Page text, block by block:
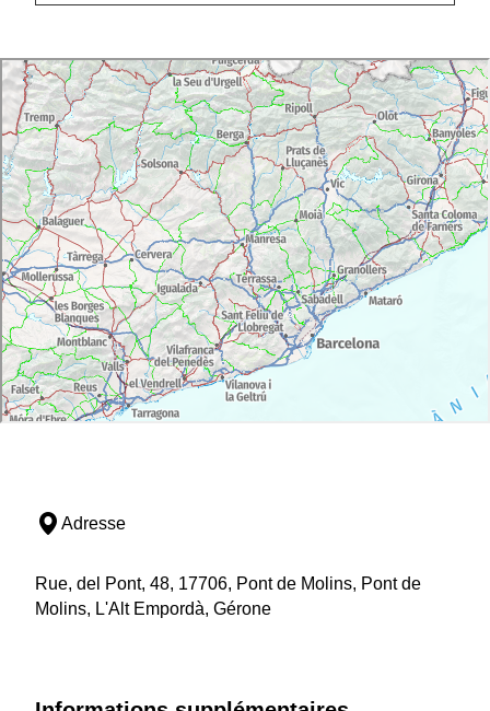
Adresse
Rue, del Pont, 48, 17706, Pont de Molins, Pont de
Molins, L'Alt Empordà, Gérone